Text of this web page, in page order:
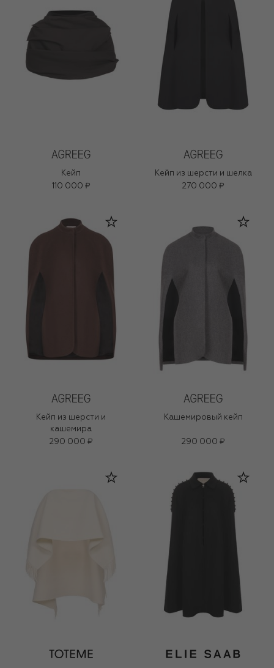
Кейп
110 000 ₽
Кейп из шерсти и шелка
270 000 ₽
Кейп из шерсти и
кашемира
290 000 ₽
Кашемировый кейп
290 000 ₽